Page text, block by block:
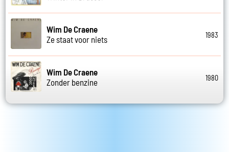
Wim De Craene
Ze staat voor niets
1983
Wim De Craene
Zonder benzine
1980